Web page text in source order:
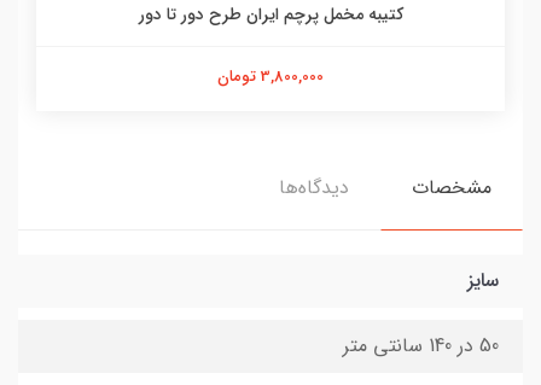
کتیبه مخمل پرچم ایران طرح دور تا دور
3,800,000 تومان
مشخصات دیدگاه‌ها
سایز
50 در 140 سانتی متر